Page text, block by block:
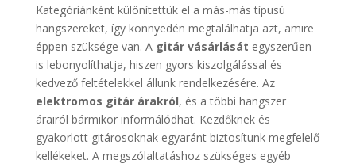
Kategóriánként különítettük el a más-más típusú
hangszereket, így könnyedén megtalálhatja azt, amire
éppen szüksége van. A gitár vásárlását egyszerűen
is lebonyolíthatja, hiszen gyors kiszolgálással és
kedvező feltételekkel állunk rendelkezésére. Az
elektromos gitár árakról, és a többi hangszer
árairól bármikor informálódhat. Kezdőknek és
gyakorlott gitárosoknak egyaránt biztosítunk megfelelő
kellékeket. A megszólaltatáshoz szükséges egyéb